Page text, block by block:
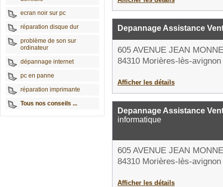
ecran noir sur pc
réparation disque dur
problème de son sur
ordinateur
dépannage internet
pc en panne
réparation imprimante
Tous nos conseils ...
Depannage Assistance
605 AVENUE JEAN
84310 Morières-lès-avignon
Afficher les détails
Depannage Assistance
informatique
605 AVENUE JEAN
84310 Morières-lès-avignon
Afficher les détails